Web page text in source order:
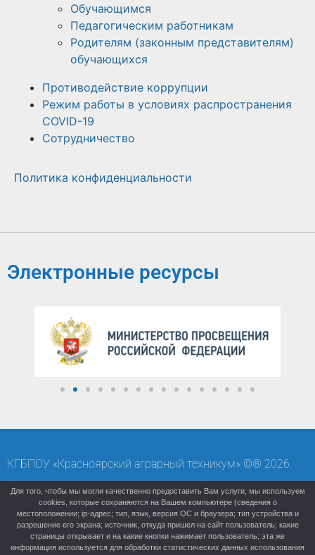
Обучающимся
Педагогическим работникам
Родителям (законным представителям)
обучающихся
Противодействие коррупции
Режим работы в условиях распространения
COVID-19
Сотрудничество
Политика конфиденциальности
Электронные ресурсы
КГБПОУ «Красноярский аграрный техникум» ©® 2026
Карта сайта Старая версия (архивный сайт)
Для того, чтобы мы могли качественно предоставить Вам услуги, мы используем
cookies, которые сохраняются на Вашем компьютере (сведения о
местоположении; ip-адрес; тип, язык, версия ОС и браузера; тип устройства и
разрешение его экрана; источник, откуда пришел на сайт пользователь; какие
страницы открывает и на какие кнопки нажимает пользователь; эта же
информация используется для обработки статистических данных использования